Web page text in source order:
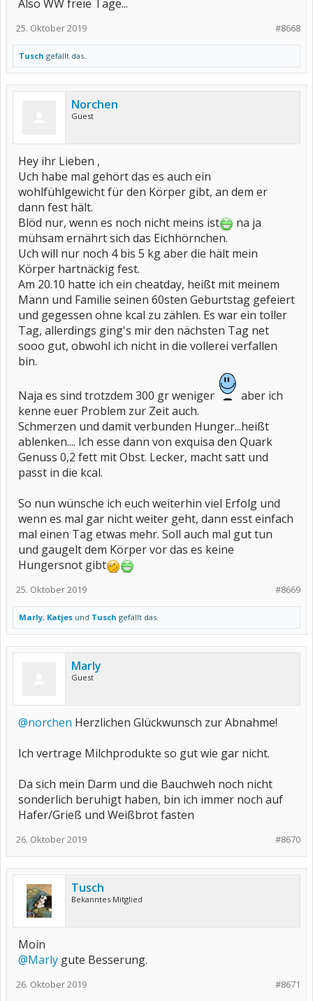
Also WW freie Tage...
#8668
25. Oktober 2019
Tusch gefällt das.
Norchen
Guest
Hey ihr Lieben ,
Uch habe mal gehört das es auch ein
wohlfühlgewicht für den Körper gibt, an dem er
dann fest hält.
Blöd nur, wenn es noch nicht meins ist
na ja
mühsam ernährt sich das Eichhörnchen.
Uch will nur noch 4 bis 5 kg aber die hält mein
Körper hartnäckig fest.
Am 20.10 hatte ich ein cheatday, heißt mit meinem
Mann und Familie seinen 60sten Geburtstag gefeiert
und gegessen ohne kcal zu zählen. Es war ein toller
Tag, allerdings ging's mir den nächsten Tag net
sooo gut, obwohl ich nicht in die vollerei verfallen
bin.
Naja es sind trotzdem 300 gr weniger
aber ich
kenne euer Problem zur Zeit auch.
Schmerzen und damit verbunden Hunger...heißt
ablenken.... Ich esse dann von exquisa den Quark
Genuss 0,2 fett mit Obst. Lecker, macht satt und
passt in die kcal.
So nun wünsche ich euch weiterhin viel Erfolg und
wenn es mal gar nicht weiter geht, dann esst einfach
mal einen Tag etwas mehr. Soll auch mal gut tun
und gaugelt dem Körper vor das es keine
Hungersnot gibt
#8669
25. Oktober 2019
Marly, Katjes und Tusch gefällt das.
Marly
Guest
@norchen Herzlichen Glückwunsch zur Abnahme!
Ich vertrage Milchprodukte so gut wie gar nicht.
Da sich mein Darm und die Bauchweh noch nicht
sonderlich beruhigt haben, bin ich immer noch auf
Hafer/Grieß und Weißbrot fasten
#8670
26. Oktober 2019
Tusch
Bekanntes Mitglied
Moin
@Marly gute Besserung.
#8671
26. Oktober 2019